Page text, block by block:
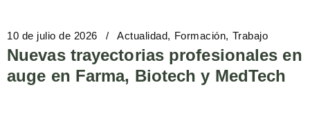
10 de julio de 2026 Actualidad Formación Trabajo
Nuevas trayectorias profesionales en
auge en Farma, Biotech y MedTech